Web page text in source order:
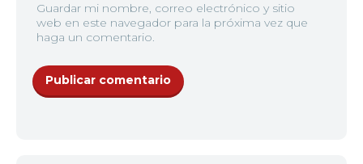
Guardar mi nombre, correo electrónico y sitio
web en este navegador para la próxima vez que
haga un comentario.